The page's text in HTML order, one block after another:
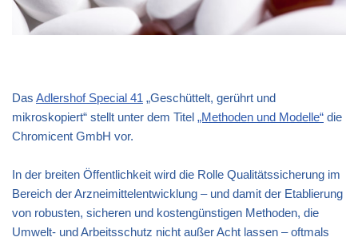
Das Adlershof Special 41 „Geschüttelt, gerührt und
mikroskopiert“ stellt unter dem Titel „Methoden und Modelle“ die
Chromicent GmbH vor.
In der breiten Öffentlichkeit wird die Rolle Qualitätssicherung im
Bereich der Arzneimittelentwicklung – und damit der Etablierung
von robusten, sicheren und kostengünstigen Methoden, die
Umwelt- und Arbeitsschutz nicht außer Acht lassen – oftmals